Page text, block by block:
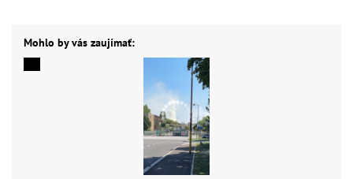
Mohlo by vás zaujímať: